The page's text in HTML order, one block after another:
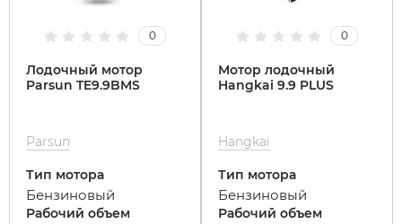
0
Лодочный мотор
Parsun TE9.9BMS
Parsun
Тип мотора
Бензиновый
Рабочий объем
0
Мотор лодочный
Hangkai 9.9 PLUS
Hangkai
Тип мотора
Бензиновый
Рабочий объем